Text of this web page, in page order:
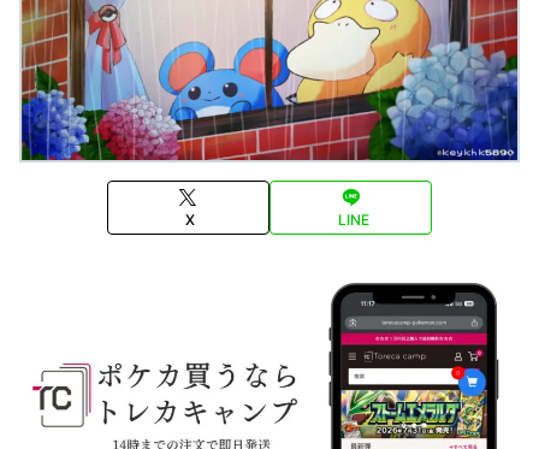
X LINE